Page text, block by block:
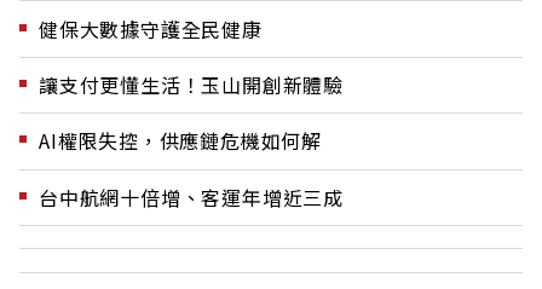
健保大數據守護全民健康
讓支付更懂生活！玉山開創新體驗
AI權限失控，供應鏈危機如何解
台中航網十倍增、客運年增近三成